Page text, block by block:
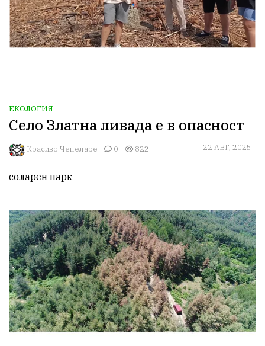
ЕКОЛОГИЯ
Село Златна ливада е в опасност
Красиво Чепеларе 0 822 22 АВГ, 2025
соларен парк